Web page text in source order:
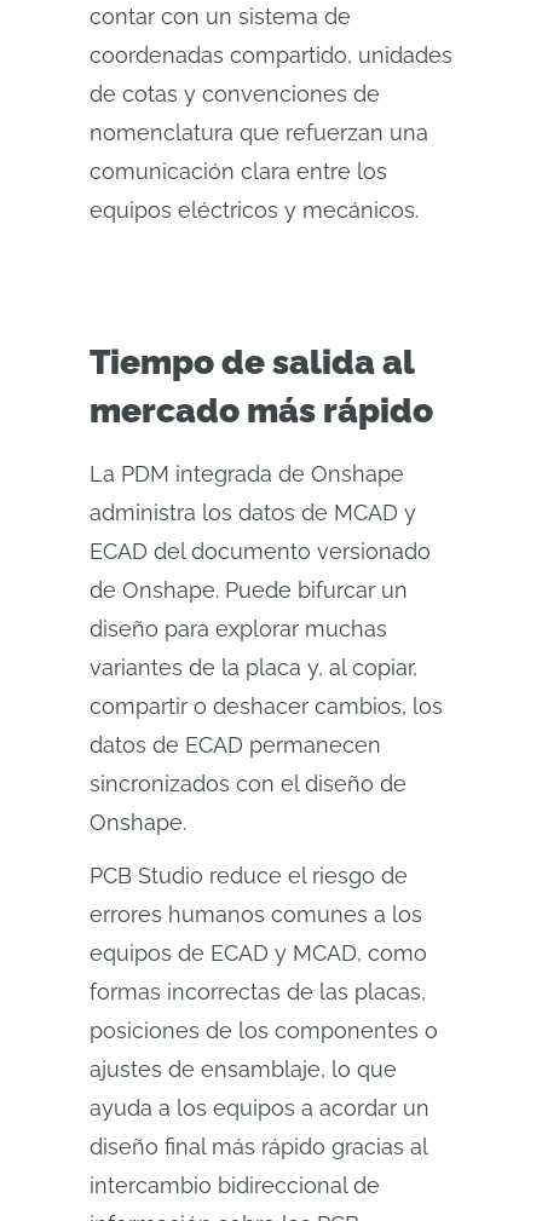
contar con un sistema de
coordenadas compartido, unidades
de cotas y convenciones de
nomenclatura que refuerzan una
comunicación clara entre los
equipos eléctricos y mecánicos.
Tiempo de salida al
mercado más rápido
La PDM integrada de Onshape
administra los datos de MCAD y
ECAD del documento versionado
de Onshape. Puede bifurcar un
diseño para explorar muchas
variantes de la placa y, al copiar,
compartir o deshacer cambios, los
datos de ECAD permanecen
sincronizados con el diseño de
Onshape.
PCB Studio reduce el riesgo de
errores humanos comunes a los
equipos de ECAD y MCAD, como
formas incorrectas de las placas,
posiciones de los componentes o
ajustes de ensamblaje, lo que
ayuda a los equipos a acordar un
diseño final más rápido gracias al
intercambio bidireccional de